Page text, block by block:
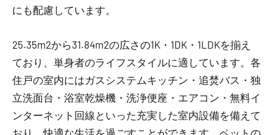
にも配慮しています。
25.35m2から31.84m2の広さの1K・1DK・1LDKを揃え
ており、単身者のライフスタイルに適しています。各
住戸の室内にはガスシステムキッチン・追焚バス・独
立洗面台・浴室乾燥機・洗浄便座・エアコン・無料イ
ンターネット回線といった充実した室内設備を備えて
おり、快適な生活を過ごすことができます。ペットの